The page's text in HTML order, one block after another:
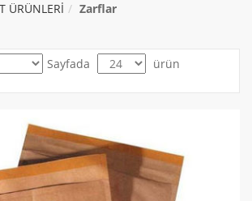
ÜRÜNLERİ Zarflar
Sayfada ürün